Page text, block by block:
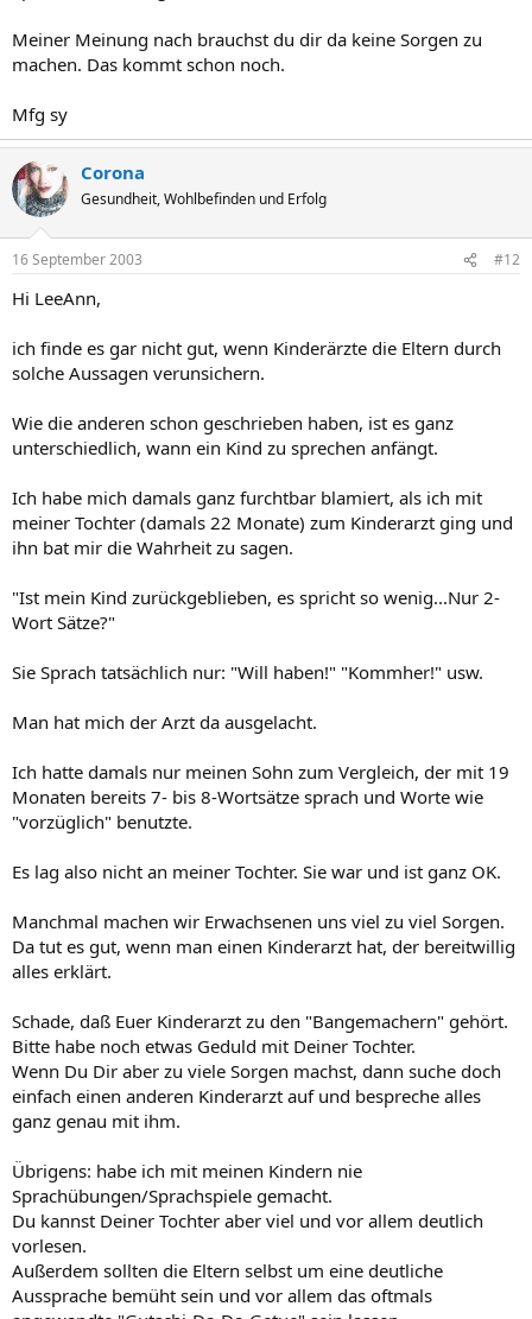
Meiner Meinung nach brauchst du dir da keine Sorgen zu
machen. Das kommt schon noch.
Mfg sy
Corona
Gesundheit, Wohlbefinden und Erfolg
16 September 2003 #12
Hi LeeAnn,
ich finde es gar nicht gut, wenn Kinderärzte die Eltern durch
solche Aussagen verunsichern.
Wie die anderen schon geschrieben haben, ist es ganz
unterschiedlich, wann ein Kind zu sprechen anfängt.
Ich habe mich damals ganz furchtbar blamiert, als ich mit
meiner Tochter (damals 22 Monate) zum Kinderarzt ging und
ihn bat mir die Wahrheit zu sagen.
"Ist mein Kind zurückgeblieben, es spricht so wenig...Nur 2-
Wort Sätze?"
Sie Sprach tatsächlich nur: "Will haben!" "Kommher!" usw.
Man hat mich der Arzt da ausgelacht.
Ich hatte damals nur meinen Sohn zum Vergleich, der mit 19
Monaten bereits 7- bis 8-Wortsätze sprach und Worte wie
"vorzüglich" benutzte.
Es lag also nicht an meiner Tochter. Sie war und ist ganz OK.
Manchmal machen wir Erwachsenen uns viel zu viel Sorgen.
Da tut es gut, wenn man einen Kinderarzt hat, der bereitwillig
alles erklärt.
Schade, daß Euer Kinderarzt zu den "Bangemachern" gehört.
Bitte habe noch etwas Geduld mit Deiner Tochter.
Wenn Du Dir aber zu viele Sorgen machst, dann suche doch
einfach einen anderen Kinderarzt auf und bespreche alles
ganz genau mit ihm.
Übrigens: habe ich mit meinen Kindern nie
Sprachübungen/Sprachspiele gemacht.
Du kannst Deiner Tochter aber viel und vor allem deutlich
vorlesen.
Außerdem sollten die Eltern selbst um eine deutliche
Aussprache bemüht sein und vor allem das oftmals